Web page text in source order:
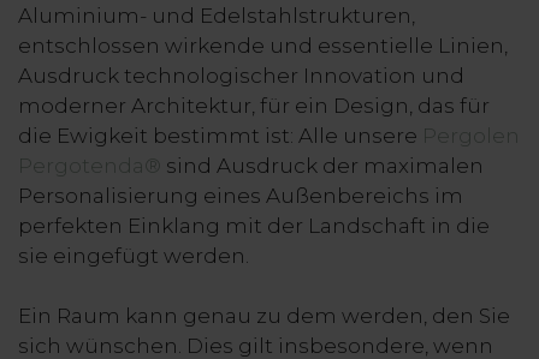
Aluminium- und Edelstahlstrukturen,
entschlossen wirkende und essentielle Linien,
Ausdruck technologischer Innovation und
moderner Architektur, für ein Design, das für
die Ewigkeit bestimmt ist: Alle unsere Pergolen
Pergotenda® sind Ausdruck der maximalen
Personalisierung eines Außenbereichs im
perfekten Einklang mit der Landschaft in die
sie eingefügt werden.
Ein Raum kann genau zu dem werden, den Sie
sich wünschen. Dies gilt insbesondere, wenn